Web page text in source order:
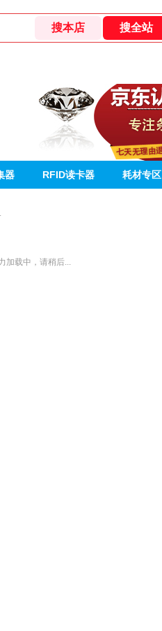
器 RFID读卡器 耗材专区
加载中，请稍后...